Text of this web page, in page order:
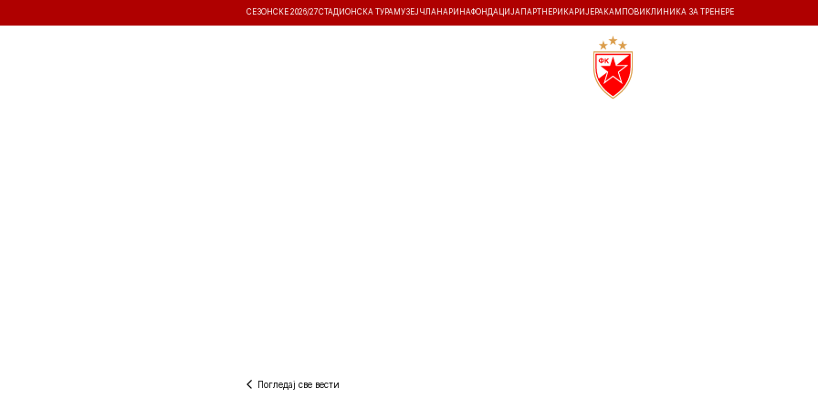
СЕЗОНСКЕ 2026/27СТАДИОНСКА ТУРА МУЗЕЈ ЧЛАНАРИНАФОНДАЦИЈА ПАРТНЕРИ КАРИЈЕРА КАМПОВИ КЛИНИКА ЗА ТРЕНЕРЕ
Погледај све вести